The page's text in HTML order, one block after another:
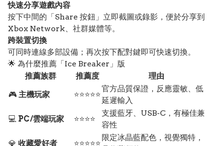
快速分享遊戲內容
按下中間的「Share 按鈕」立即截圖或錄影，便於分享到
Xbox Network、社群媒體等。
跨裝置切換
可同時連線多部設備；再次按下配對鍵即可快速切換。
🌟 為什麼推薦「Ice Breaker」版
推薦族群
推薦度
理由
🎮 主機玩家 ⭐⭐⭐⭐⭐
官方品質保證，反應靈敏、低
延遲輸入
💻 PC/雲端玩家 ⭐⭐⭐⭐
支援藍牙、USB-C，有極佳兼
容性
💎 收藏愛好者 ⭐⭐⭐⭐⭐
限定冰晶藍配色，視覺獨特，